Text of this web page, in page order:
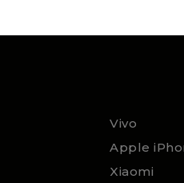
Vivo
Apple
Xiaomi